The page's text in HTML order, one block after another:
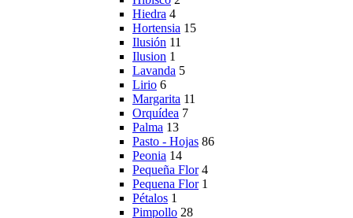
Hiedra 4
Hortensia 15
Ilusión 11
Ilusion 1
Lavanda 5
Lirio 6
Margarita 11
Orquídea 7
Palma 13
Pasto - Hojas 86
Peonia 14
Pequeña Flor 4
Pequena Flor 1
Pétalos 1
Pimpollo 28